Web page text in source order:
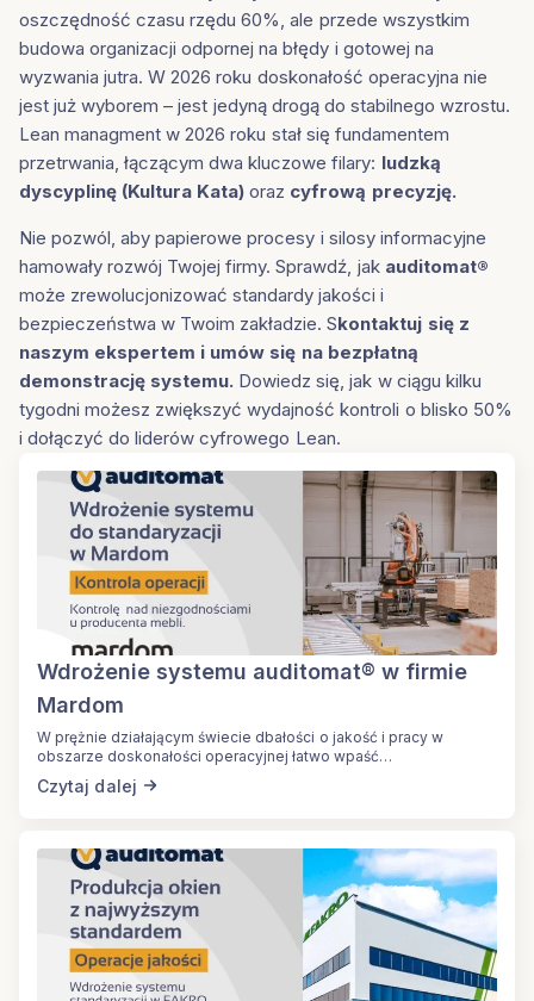
oszczędność czasu rzędu 60%, ale przede wszystkim
budowa organizacji odpornej na błędy i gotowej na
wyzwania jutra. W 2026 roku doskonałość operacyjna nie
jest już wyborem – jest jedyną drogą do stabilnego wzrostu.
Lean managment w 2026 roku stał się fundamentem
przetrwania, łączącym dwa kluczowe filary: ludzką
dyscyplinę (Kultura Kata) oraz cyfrową precyzję.
Nie pozwól, aby papierowe procesy i silosy informacyjne
hamowały rozwój Twojej firmy. Sprawdź, jak auditomat®
może zrewolucjonizować standardy jakości i
bezpieczeństwa w Twoim zakładzie. Skontaktuj się z
naszym ekspertem i umów się na bezpłatną
demonstrację systemu. Dowiedz się, jak w ciągu kilku
tygodni możesz zwiększyć wydajność kontroli o blisko 50%
i dołączyć do liderów cyfrowego Lean.
Wdrożenie systemu auditomat® w firmie
Mardom
W prężnie działającym świecie dbałości o jakość i pracy w
obszarze doskonałości operacyjnej łatwo wpaść…
Czytaj dalej